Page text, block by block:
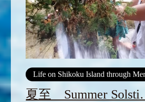
Life on Shikoku Island through
夏至 Summer